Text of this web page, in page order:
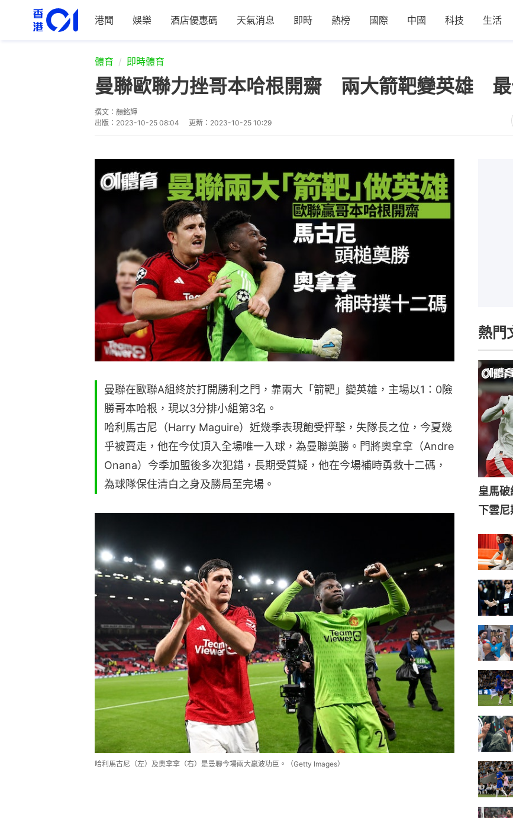
港聞 娛樂 酒店優惠碼 天氣消息 即時 熱榜 國際 中國 科技 生活
體育 即時體育
曼聯歐聯力挫哥本哈根開齋 兩大箭靶變英雄 最
撰文： 顏銘輝
出版： 2023-10-25 08:04 更新： 2023-10-25 10:29
曼聯在歐聯A組終於打開勝利之門，靠兩大「箭靶」變英雄，主場以1：0險
勝哥本哈根，現以3分排小組第3名。
哈利馬古尼（Harry Maguire）近幾季表現飽受抨擊，失隊長之位，今夏幾
乎被賣走，他在今仗頂入全場唯一入球，為曼聯奠勝。門將奧拿拿（Andre
Onana）今季加盟後多次犯錯，長期受質疑，他在今場補時勇救十二碼，
為球隊保住清白之身及勝局至完場。
哈利馬古尼（左）及奧拿拿（右）是曼聯今場兩大贏波功臣。（Getty Images）
熱門
皇馬
下雲